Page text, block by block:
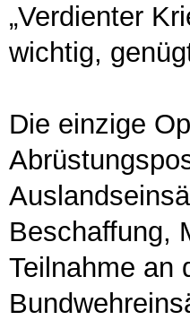
„Verdienter
wichtig,
Die einzige
Beschaffung,
Teilnahme an